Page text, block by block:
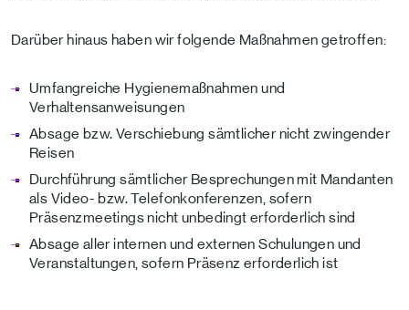
Darüber hinaus haben wir folgende Maßnahmen getroffen:
Umfangreiche Hygienemaßnahmen und
Verhaltensanweisungen
Absage bzw. Verschiebung sämtlicher nicht zwingender
Reisen
Durchführung sämtlicher Besprechungen mit Mandanten
als Video- bzw. Telefonkonferenzen, sofern
Präsenzmeetings nicht unbedingt erforderlich sind
Absage aller internen und externen Schulungen und
Veranstaltungen, sofern Präsenz erforderlich ist